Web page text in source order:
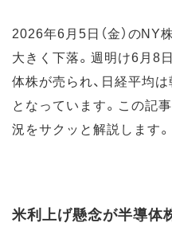
2026年6月5日（金）の
大きく下落。週明け6月8
体株が売られ、日経平均
となっています。この記
況をサクッと解説します。
米利上げ懸念が半導体